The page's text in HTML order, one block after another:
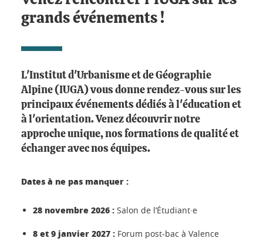
grands événements !
L'Institut d'Urbanisme et de Géographie
Alpine (IUGA) vous donne rendez-vous sur les
principaux événements dédiés à l'éducation et
à l'orientation. Venez découvrir notre
approche unique, nos formations de qualité et
échanger avec nos équipes.
Dates à ne pas manquer :
28 novembre 2026 : Salon de l’Étudiant·e
8 et 9 janvier 2027 : Forum post-bac à Valence